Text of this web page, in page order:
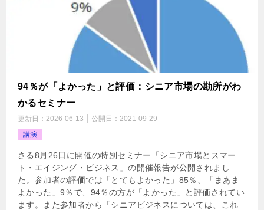
94％が「よかった」と評価：シニア市場の勘所がわ
かるセミナー
更新日： 2026-06-13 公開日： 2021-09-29
講演
さる8月26日に開催の特別セミナー「シニア市場とスマー
ト・エイジング・ビジネス」の開催報告が公開されまし
た。参加者の評価では「とてもよかった」85％、「まあま
よかった」9％で、94％の方が「よかった」と評価されてい
ます。また参加者から「シニアビジネスについては、これ